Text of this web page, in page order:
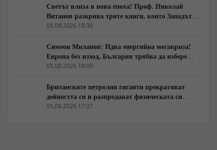
Светът влиза в нова епоха! Проф. Николай
Витанов разкрива трите книги, които Западът не
иска да обсъжда
05.08.2026 18:30
Симеон Миланов: Идва енергийна мегакриза!
Европа без изход, България трябва да избере
сама пътя си
05.08.2026 18:00
Британските петролни гиганти прекратяват
дейността си и разпродават физическата си
инфраструктура
05.08.2026 17:37